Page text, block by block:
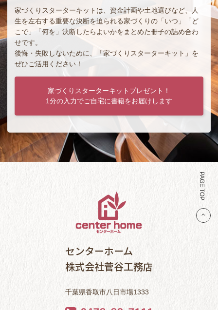
家づくりスターターキットは、資金計画や土地選びなど、人
生を左右する重要な決断を迫られる家づくりの「いつ」「ど
こで」「何を」決断したらよいかをまとめた冊子の詰め合わ
せです。
後悔・失敗しないために、「家づくりスターターキット」を
ぜひご活用ください！
家づくりスターターキットプレゼント！
1分の入力でご自宅に書籍をお届けします
PAGE TOP
センターホーム
株式会社菅谷工務店
千葉県香取市八日市場1333